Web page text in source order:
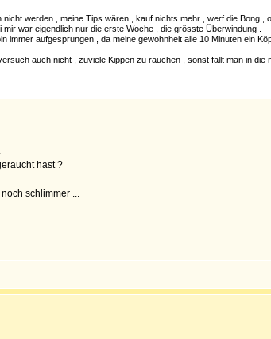
werden , meine Tips wären , kauf nichts mehr , werf die Bong ,
war eigendlich nur die erste Woche , die grösste Überwindung .
immer aufgesprungen , da meine gewohnheit alle 10 Minuten ein
auch nicht , zuviele Kippen zu rauchen , sonst fällt man in die
hast ?
schlimmer ...